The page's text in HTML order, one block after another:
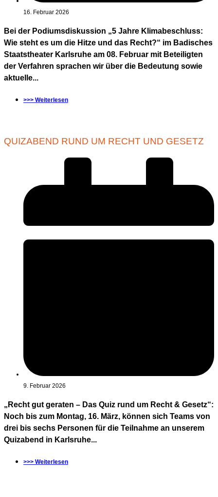
16. Februar 2026
Bei der Podiumsdiskussion „5 Jahre Klimabeschluss:
Wie steht es um die Hitze und das Recht?“ im Badisches
Staatstheater Karlsruhe am 08. Februar mit Beteiligten
der Verfahren sprachen wir über die Bedeutung sowie
aktuelle...
>>> Weiterlesen
QUIZABEND RUND UM RECHT UND GESETZ
9. Februar 2026
„Recht gut geraten – Das Quiz rund um Recht & Gesetz“:
Noch bis zum Montag, 16. März, können sich Teams von
drei bis sechs Personen für die Teilnahme an unserem
Quizabend in Karlsruhe...
>>> Weiterlesen